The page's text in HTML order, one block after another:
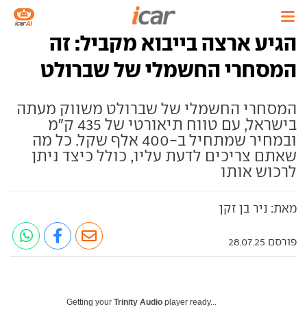
הגיע ארצה בייבוא מקביל: זה
המסחרי החשמלי של שברולט
המסחרי החשמלי של שברולט משווק מעתה
בישראל, עם טווח תיאורטי של 435 ק"מ
ובמחיר שמתחיל ב-400 אלף שקל. כל מה
שאתם צריכים לדעת עליו, כולל כיצד ניתן
לרכוש אותו
מאת: ניר בן זקן
פורסם 28.07.25
Getting your Trinity Audio player ready...